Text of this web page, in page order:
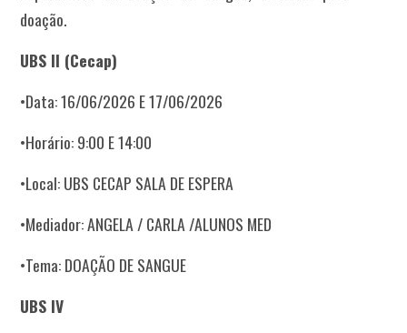
doação.
UBS II (Cecap)
•Data: 16/06/2026 E 17/06/2026
•Horário: 9:00 E 14:00
•Local: UBS CECAP SALA DE ESPERA
•Mediador: ANGELA / CARLA /ALUNOS MED
•Tema: DOAÇÃO DE SANGUE
UBS IV